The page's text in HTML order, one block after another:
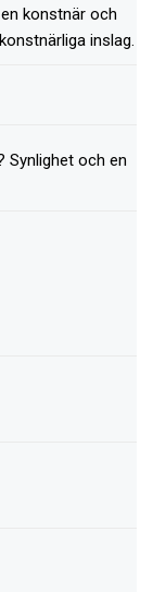
konstnär och
inslag.
Synlighet och en